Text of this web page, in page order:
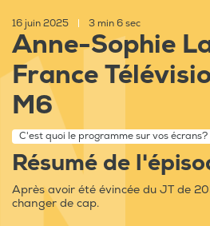
16 juin 2025 3 min 6 sec
Anne-Sophie
France
M6
C'est quoi le programme sur vos écrans?
Résumé de
Après avoir été évincée du JT de
changer de cap.